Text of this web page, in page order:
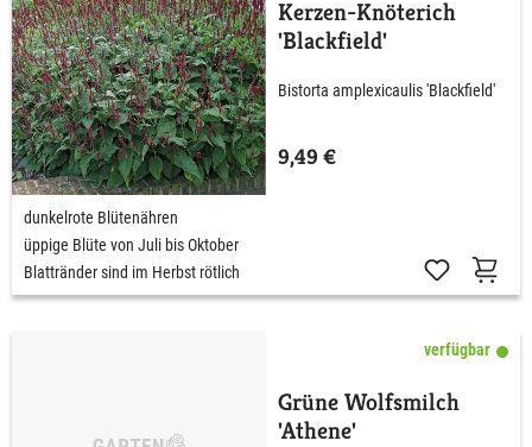
Kerzen-Knöterich
'Blackfield'
Bistorta amplexicaulis 'Blackfield'
9,49 €
dunkelrote Blütenähren
üppige Blüte von Juli bis Oktober
Blattränder sind im Herbst rötlich
verfügbar
Grüne Wolfsmilch
'Athene'